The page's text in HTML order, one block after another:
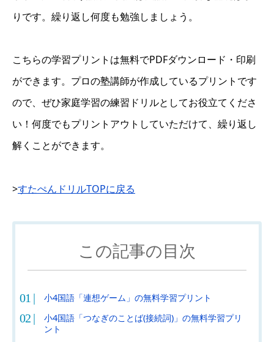
りです。繰り返し何度も勉強しましょう。
こちらの学習プリントは無料でPDFダウンロード・印刷
ができます。プロの塾講師が作成しているプリントです
ので、ぜひ家庭学習の練習ドリルとしてお役立てくださ
い！何度でもプリントアウトしていただけて、繰り返し
解くことができます。
>すたぺんドリルTOPに戻る
この記事の目次
小4国語「連想ゲーム」の無料学習プリント
小4国語「つなぎのことば(接続詞)」の無料学習プリ
ント